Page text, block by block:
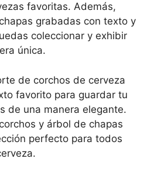
favoritas. Además,
grabadas con texto y
coleccionar y exhibir
única.
de corchos de cerveza
favorito para guardar tu
de una manera elegante.
y árbol de chapas
perfecto para todos